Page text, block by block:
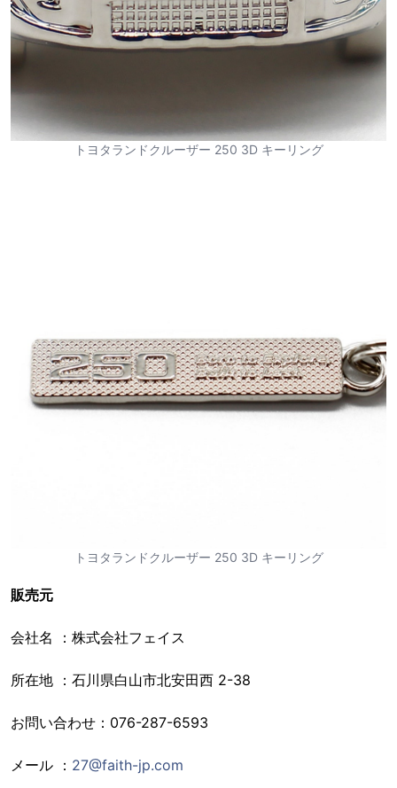
トヨタランドクルーザー 250 3D キーリング
トヨタランドクルーザー 250 3D キーリング
販売元
会社名 ：株式会社フェイス
所在地 ：石川県白山市北安田西 2-38
お問い合わせ：076-287-6593
メール ： 27@faith-jp.com